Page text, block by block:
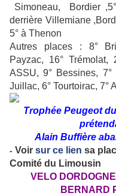
Simoneau, Bordier
derrière Villemiane
5° à Thenon
Autres places : 8°
Payzac, 16° Trémolat,
ASSU, 9° Bessines,
Juillac, 6° Tourtoirac, 7°
Trophée Peugeot
Alain Buffière
- Voir sur ce lien sa
Comité du Limousin
VELO
BERNARD